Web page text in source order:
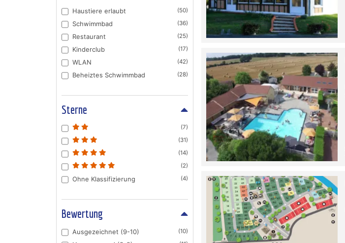
Haustiere erlaubt (50)
Schwimmbad (36)
Restaurant (25)
Kinderclub (17)
WLAN (42)
Beheiztes Schwimmbad (28)
Sterne
(7)
(31)
(14)
(2)
Ohne Klassifizierung (4)
Bewertung
Ausgezeichnet (9-10) (10)